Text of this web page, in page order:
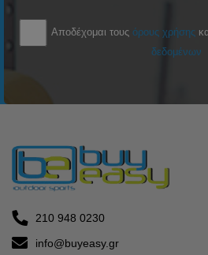
Αποδέχομαι τους όρους χρήσης
δεδομένων
210 948 0230
info@buyeasy.gr